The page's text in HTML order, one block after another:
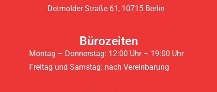
Detmolder Straße 61, 10715 Berlin
Bürozeiten
Montag – Donnerstag: 12:00 Uhr – 19:00 Uhr
Freitag und Samstag: nach Vereinbarung